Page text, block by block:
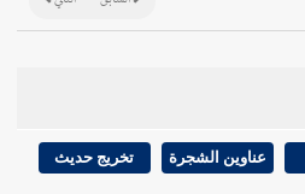
عناوين الشجرة تخريج حديث